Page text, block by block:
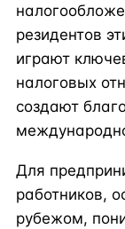
резидентов
играют
налоговых
создают
Для
работников,
рубежом,